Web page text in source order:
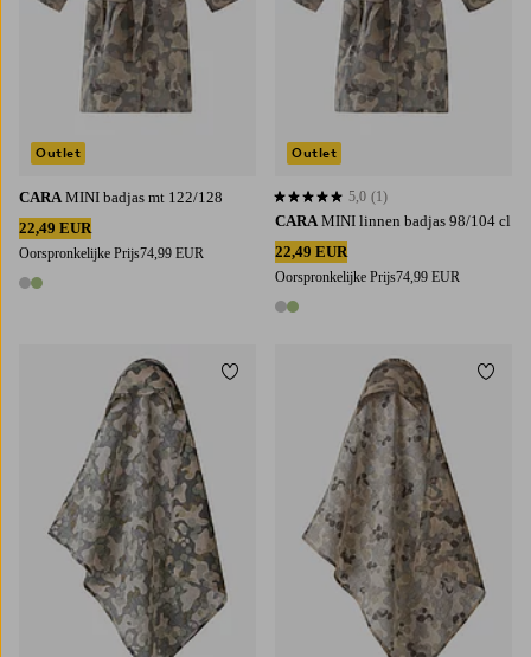
CARA MINI badjas mt 122/128
22,49 EUR
Oorspronkelijke Prijs74,99 EUR
2 kleuren
Outlet
CARA MINI linnen badjas 98/104 cl
22,49 EUR
Oorspronkelijke Prijs74,99 EUR
2 kleuren
5,0 op basis van 1 beoordelingen
5,0 (1)
Outlet
Toevoegen aan favorieten